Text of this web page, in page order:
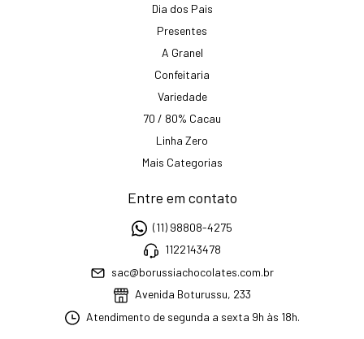
Dia dos Pais
Presentes
A Granel
Confeitaria
Variedade
70 / 80% Cacau
Linha Zero
Mais Categorias
Entre em contato
(11) 98808-4275
1122143478
sac@borussiachocolates.com.br
Avenida Boturussu, 233
Atendimento de segunda a sexta 9h às 18h.